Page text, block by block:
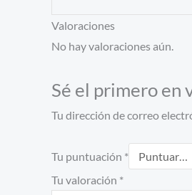
Valoraciones
No hay valoraciones aún.
Sé el primero en
Tu dirección de correo
Tu puntuación *
Tu valoración *